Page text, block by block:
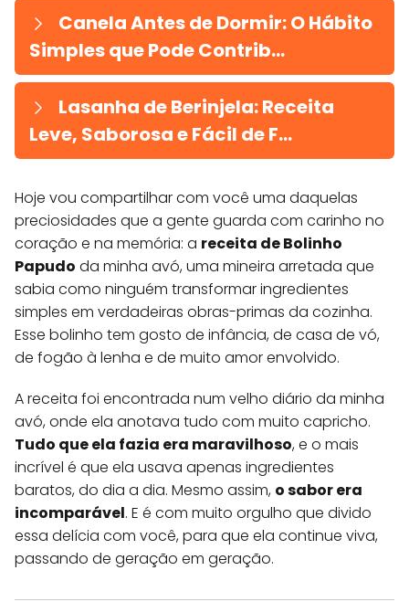
Canela Antes de Dormir: O Hábito
Simples que Pode Contrib...
Lasanha de Berinjela: Receita
Leve, Saborosa e Fácil de F...
Hoje vou compartilhar com você uma daquelas
preciosidades que a gente guarda com carinho no
coração e na memória: a receita de Bolinho
Papudo da minha avó, uma mineira arretada que
sabia como ninguém transformar ingredientes
simples em verdadeiras obras-primas da cozinha.
Esse bolinho tem gosto de infância, de casa de vó,
de fogão à lenha e de muito amor envolvido.
A receita foi encontrada num velho diário da minha
avó, onde ela anotava tudo com muito capricho.
Tudo que ela fazia era maravilhoso, e o mais
incrível é que ela usava apenas ingredientes
baratos, do dia a dia. Mesmo assim, o sabor era
incomparável. E é com muito orgulho que divido
essa delícia com você, para que ela continue viva,
passando de geração em geração.